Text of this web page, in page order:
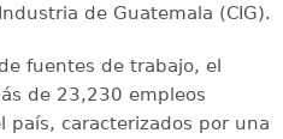
de Guatemala (CIG).
fuentes de trabajo, el
de 23,230 empleos
país, caracterizados por una